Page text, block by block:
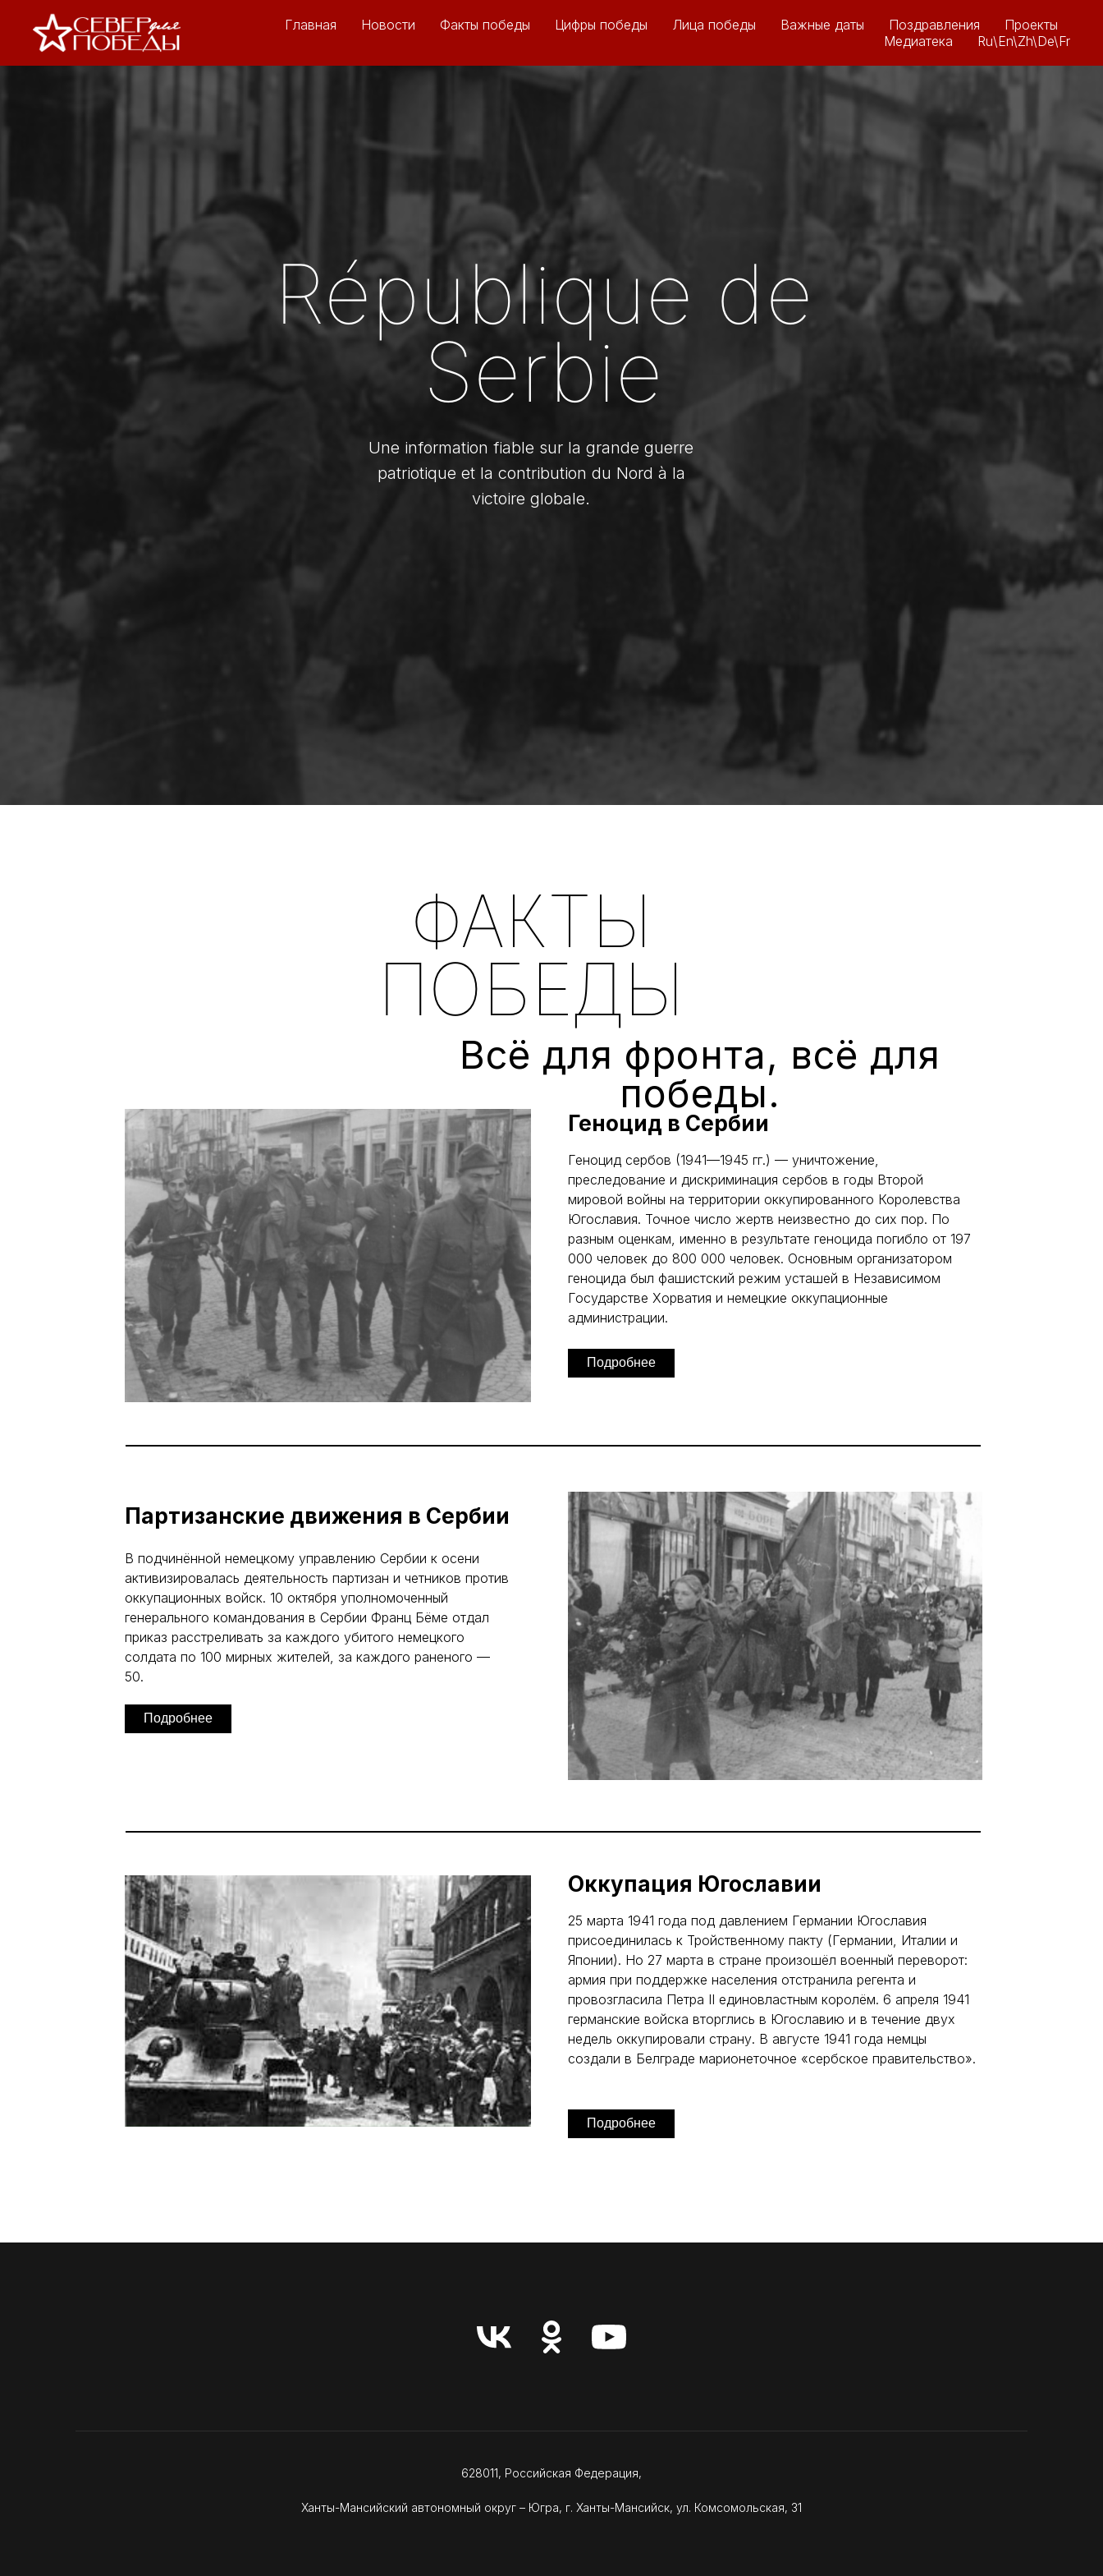
Главная Новости Факты победы Цифры победы Лица победы Важные даты Поздравления
Проекты
Медиатека
Ru\En\Zh\De\Fr
République de
Serbie
Une information fiable sur la grande guerre
patriotique et la contribution du Nord à la
victoire globale.
ФАКТЫ
ПОБЕДЫ
Геноцид в Сербии
Геноцид сербов (1941—1945 гг.) — уничтожение,
преследование и дискриминация сербов в годы Второй
мировой войны на территории оккупированного Королевства
Югославия. Точное число жертв неизвестно до сих пор. По
разным оценкам, именно в результате геноцида погибло от 197
000 человек до 800 000 человек. Основным организатором
геноцида был фашистский режим усташей в Независимом
Государстве Хорватия и немецкие оккупационные
администрации.
Всё для фронта, всё для
победы.
Партизанские движения в Сербии
В подчинённой немецкому управлению Сербии к осени
активизировалась деятельность партизан и четников против
оккупационных войск. 10 октября уполномоченный
генерального командования в Сербии Франц Бёме отдал
приказ расстреливать за каждого убитого немецкого
солдата по 100 мирных жителей, за каждого раненого —
50.
Подробнее
Подробнее
Оккупация Югославии
25 марта 1941 года под давлением Германии Югославия
присоединилась к Тройственному пакту (Германии, Италии и
Японии). Но 27 марта в стране произошёл военный переворот:
армия при поддержке населения отстранила регента и
провозгласила Петра II единовластным королём. 6 апреля 1941
германские войска вторглись в Югославию и в течение двух
недель оккупировали страну. В августе 1941 года немцы
создали в Белграде марионеточное «сербское правительство».
Подробнее
628011, Российская Федерация,
Ханты-Мансийский автономный округ – Югра, г. Ханты-Мансийск, ул. Комсомольская, 31